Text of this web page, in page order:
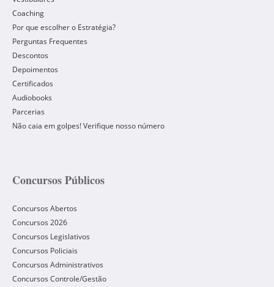
Coaching
Por que escolher o Estratégia?
Perguntas Frequentes
Descontos
Depoimentos
Certificados
Audiobooks
Parcerias
Não caia em golpes! Verifique nosso número
Concursos Públicos
Concursos Abertos
Concursos 2026
Concursos Legislativos
Concursos Policiais
Concursos Administrativos
Concursos Controle/Gestão